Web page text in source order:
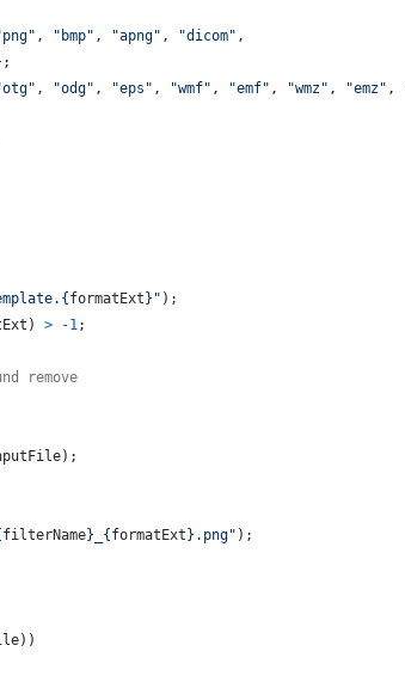
, "bmp" , "apng" , "dicom" ,
;
, "odg" , "eps" , "wmf" , "emf" , "wmz" , "emz" ,
{ formatExt } " ) ;
) > -1;
remove
) ;
filterName} { formatExt } .png" ) ;
) )